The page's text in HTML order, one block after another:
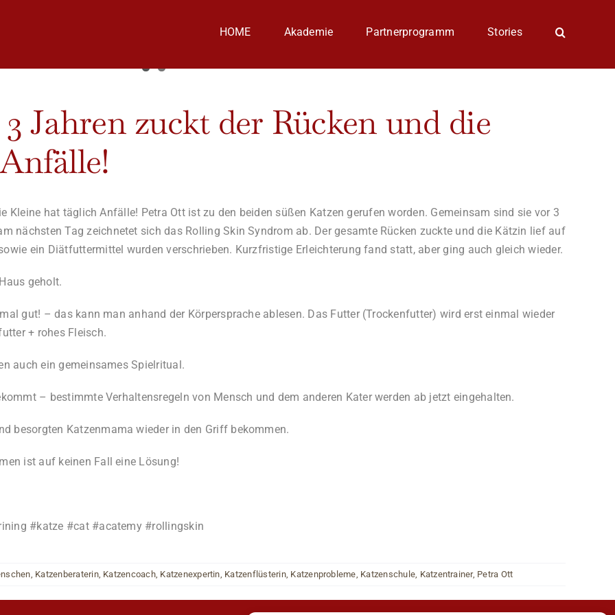
HOME Akademie Partnerprogramm Stories
Jahren zuckt der Rücken und die
Kleine hat täglich Anfälle! Petra Ott ist zu den beiden süßen Katzen gerufen worden. Gemeinsam sind sie vor 3
nächsten Tag zeichnetet sich das Rolling Skin Syndrom ab. Der gesamte Rücken zuckte und die Kätzin lief auf
ein Diätfuttermittel wurden verschrieben. Kurzfristige Erleichterung fand statt, aber ging auch gleich wieder.
geholt.
gut! – das kann man anhand der Körpersprache ablesen. Das Futter (Trockenfutter) wird erst einmal wieder
+ rohes Fleisch.
auch ein gemeinsames Spielritual.
– bestimmte Verhaltensregeln von Mensch und dem anderen Kater werden ab jetzt eingehalten.
besorgten Katzenmama wieder in den Griff bekommen.
ist auf keinen Fall eine Lösung!
#katze #cat #acatemy #rollingskin
, Katzenberaterin, Katzencoach, Katzenexpertin, Katzenflüsterin, Katzenprobleme, Katzenschule, Katzentrainer, Petra Ott